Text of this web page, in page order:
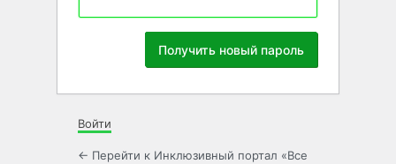
Войти
← Перейти к Инклюзивный портал «Все